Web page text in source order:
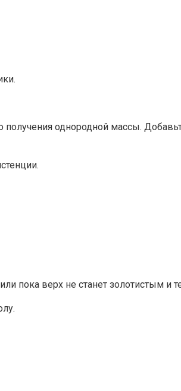
однородной массы.
пока верх не станет золотистым и